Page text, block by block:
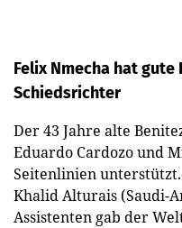
Felix Nmecha hat gute
Schiedsrichter
Der 43 Jahre alte
Eduardo Cardozo und
Seitenlinien
Khalid Alturais (Saudi-
Assistenten gab der